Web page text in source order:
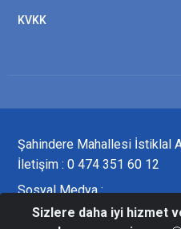
KVKK
Şahindere Mahallesi İstiklal
İletişim : 0 474 351 60 12
Sosyal Medya :
Sizlere daha iyi hizmet